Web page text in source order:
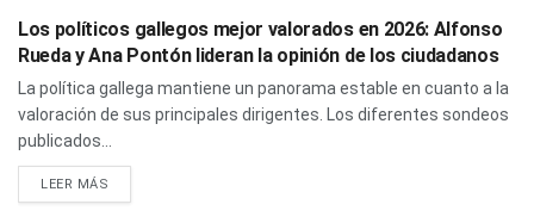
Los políticos gallegos mejor valorados en 2026: Alfonso
Rueda y Ana Pontón lideran la opinión de los ciudadanos
La política gallega mantiene un panorama estable en cuanto a la
valoración de sus principales dirigentes. Los diferentes sondeos
publicados...
LEER MÁS